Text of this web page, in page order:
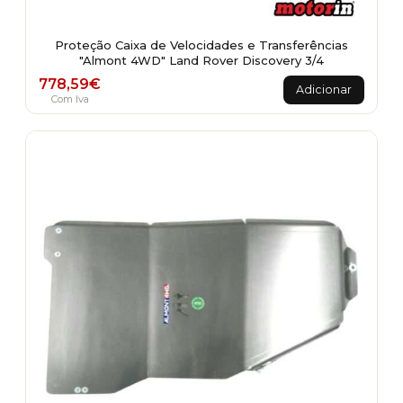
Proteção Caixa de Velocidades e Transferências
"Almont 4WD" Land Rover Discovery 3/4
778,59€
Com Iva
Adicionar